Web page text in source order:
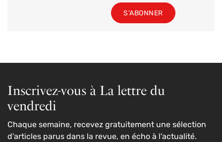
S'ABONNER
Inscrivez-vous à La lettre du
vendredi
Chaque semaine, recevez gratuitement une sélection
d'articles parus dans la revue, en écho à l'actualité.